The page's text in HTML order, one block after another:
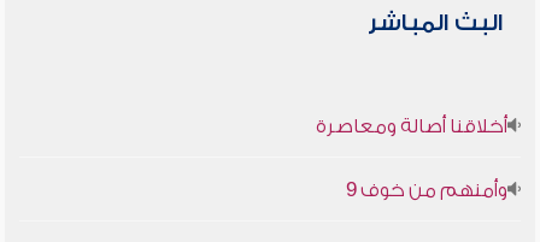
البث المباشر
أخلاقنا أصالة ومعاصرة
وأمنهم من خوف 9